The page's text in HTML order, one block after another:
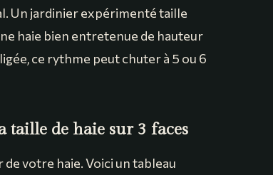
Un jardinier expérimenté taille
haie bien entretenue de hauteur
ce rythme peut chuter à 5 ou 6
de haie sur 3 faces
votre haie. Voici un tableau